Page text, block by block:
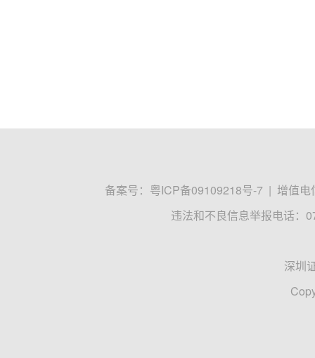
备案号： 粤ICP备09109218号-7 | 增值电
违法和不良信息举报电话：
深圳